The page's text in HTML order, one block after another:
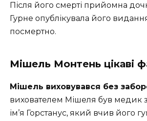
Після його смерті прийомна
Гурне опублікувала його
посмертно.
Мішель Монтень цікаві
Мішель виховувався без
вихователем Мішеля був медик
ім’я Горстанус, який вчив його